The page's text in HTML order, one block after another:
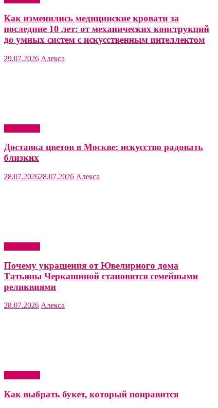
Как изменились медицинские кровати за
последние 10 лет: от механических конструкций
до умных систем с искусственным интеллектом
29.07.2026 Алекса
Доставка цветов в Москве: искусство радовать
близких
28.07.202628.07.2026 Алекса
Почему украшения от Ювелирного дома
Татьяны Черкашиной становятся семейными
реликвиями
28.07.2026 Алекса
Как выбрать букет, который понравится